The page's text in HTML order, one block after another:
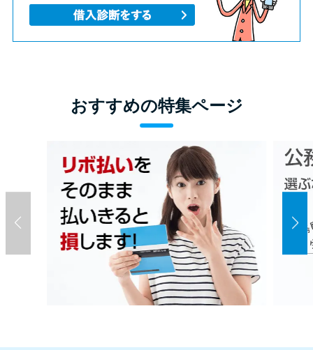
おすすめの特集ページ